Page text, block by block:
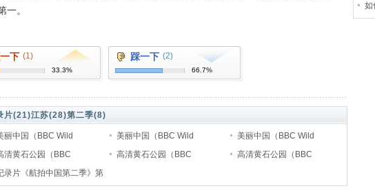
一。
下 (1)
33.3%
踩一下 (2)
66.7%
片(21)江苏(28)第二季(8)
丽中国（BBC Wild
）纪录片-5.熊猫之地
美丽中国（BBC Wild
China）纪录片-4.长城以外
美丽中国（BBC Wild
China）纪录片-3.西藏
清黄石公园（BBC
）纪录片下载--3.
高清黄石公园（BBC
高清黄石公园（BBC
录片《航拍中国第二季》第
如